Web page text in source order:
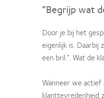
“Begrijp wat
Door je bij het
eigenlijk is.
een bril.”. Wat de
Wanneer we
klanttevredenheid